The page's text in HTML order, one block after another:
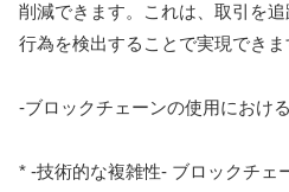
削減できます。これは、取引を
行為を検出することで実現できま
-ブロックチェーンの使用におけ
* -技術的な複雑性- ブロックチェ